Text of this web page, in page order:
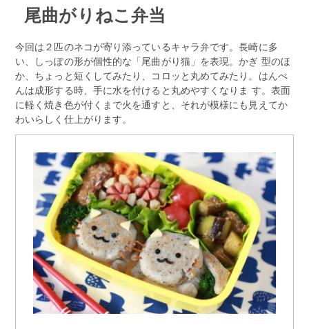
尾曲がりねこ弁当
今回は２匹のネコが寄り添っているキャラ弁です。長崎に多
い、しっぽの形が個性的な「尾曲がり猫」を表現。かぎ 型のほ
か、ちょっと短くしてみたり、コロッと丸めてみたり。はんぺ
んは成形する時、手に水を付けると丸めやすくなりま す。表面
に軽く焼き色が付くまで火を通すと、それが模様にも見えてか
わいらしく仕上がります。